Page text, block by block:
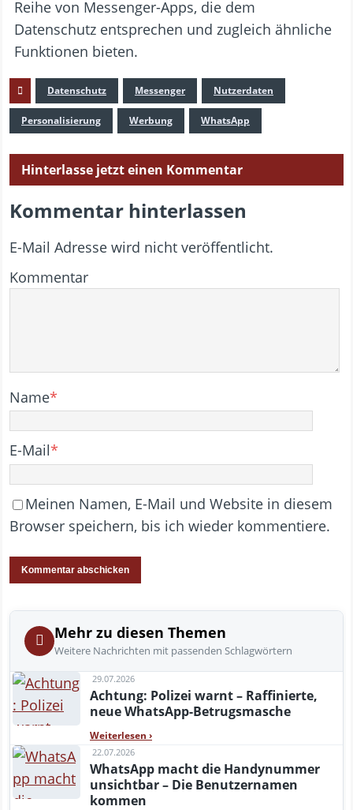
Reihe von Messenger-Apps, die dem
Datenschutz entsprechen und zugleich ähnliche
Funktionen bieten.
Datenschutz Messenger Nutzerdaten
Personalisierung Werbung WhatsApp
Hinterlasse jetzt einen Kommentar
Kommentar hinterlassen
E-Mail Adresse wird nicht veröffentlicht.
Kommentar
Name*
E-Mail*
Meinen Namen, E-Mail und Website in diesem
Browser speichern, bis ich wieder kommentiere.
Mehr zu diesen Themen
Weitere Nachrichten mit passenden Schlagwörtern
29.07.2026
Achtung: Polizei warnt – Raffinierte,
neue WhatsApp-Betrugsmasche
Weiterlesen ›
22.07.2026
WhatsApp macht die Handynummer
unsichtbar – Die Benutzernamen
kommen